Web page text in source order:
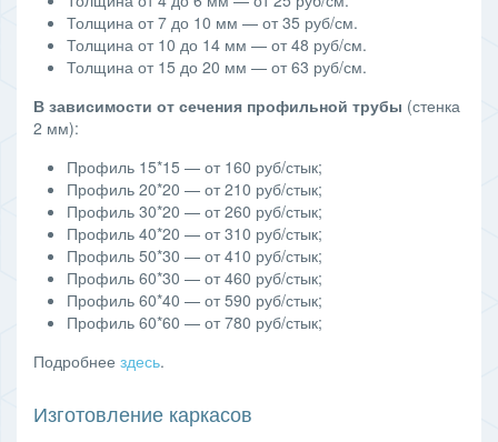
Толщина от 7 до 10 мм — от 35 руб/см.
Толщина от 10 до 14 мм — от 48 руб/см.
Толщина от 15 до 20 мм — от 63 руб/см.
В зависимости от сечения профильной трубы (стенка
2 мм):
Профиль 15*15 — от 160 руб/стык;
Профиль 20*20 — от 210 руб/стык;
Профиль 30*20 — от 260 руб/стык;
Профиль 40*20 — от 310 руб/стык;
Профиль 50*30 — от 410 руб/стык;
Профиль 60*30 — от 460 руб/стык;
Профиль 60*40 — от 590 руб/стык;
Профиль 60*60 — от 780 руб/стык;
Подробнее здесь.
Изготовление каркасов